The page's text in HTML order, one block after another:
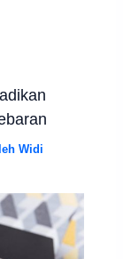
Widi